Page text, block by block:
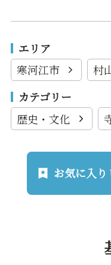
エリア
寒河江市
村
カテゴリー
歴史・文化
お気に入